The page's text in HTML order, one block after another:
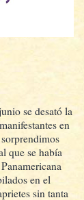
se desató la
en
que se había
en el
sin tanta